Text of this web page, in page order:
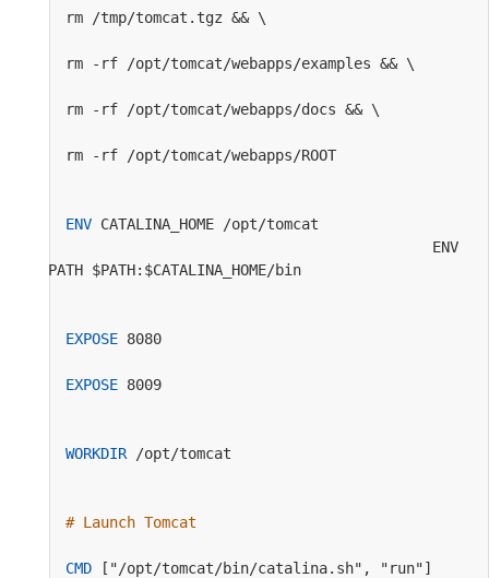
ENV CATALINA_HOME /opt/tomcat
ENV
PATH $PATH:$CATALINA_HOME/bin
EXPOSE 8080
EXPOSE 8009
WORKDIR /opt/tomcat
# Launch Tomcat
CMD ["/opt/tomcat/bin/catalina.sh", "run"]